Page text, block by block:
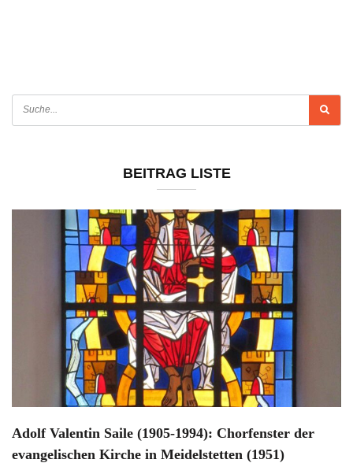
BEITRAG LISTE
Adolf Valentin Saile (1905-1994): Chorfenster der
evangelischen Kirche in Meidelstetten (1951)